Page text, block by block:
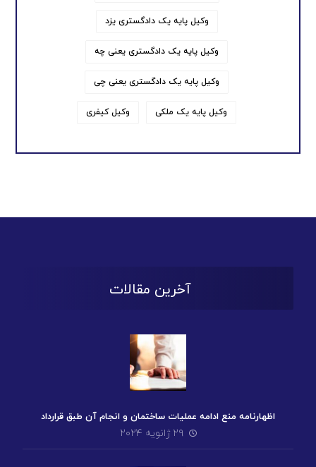
وکیل پایه یک دادگستری یزد
وکیل پایه یک دادگستری یعنی چه
وکیل پایه یک دادگستری یعنی چی
وکیل پایه یک ملکی وکیل کیفری
آخرین مقالات
اظهارنامه منع ادامه عملیات ساختمان و انجام آن طبق قرارداد
۲۹ ژانویه ۲۰۲۴